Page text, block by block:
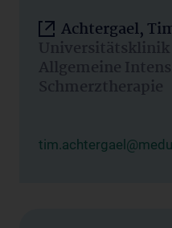
Achtergael,
Universitätsklinik
Allgemeine
Schmerztherapie